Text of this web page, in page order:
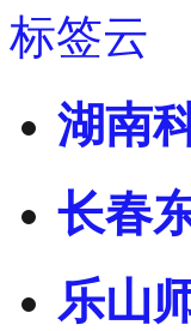
标签云
湖南
长春
乐山